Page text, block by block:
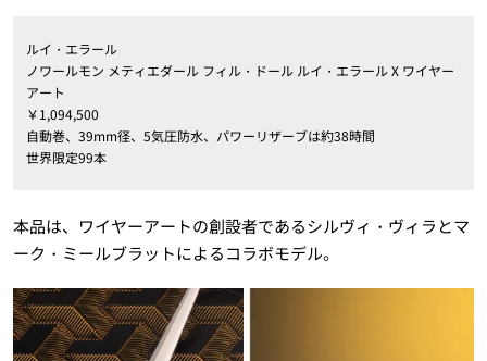
ルイ・エラール
ノワールモン メティエダール フィル・ドール ルイ・エラール X ワイヤー
アート
￥1,094,500
自動巻、39mm径、5気圧防水、パワーリザーブは約38時間
世界限定99本
本品は、ワイヤーアートの創設者であるシルヴィ・ヴィラとマ
ーク・ミールブラットによるコラボモデル。